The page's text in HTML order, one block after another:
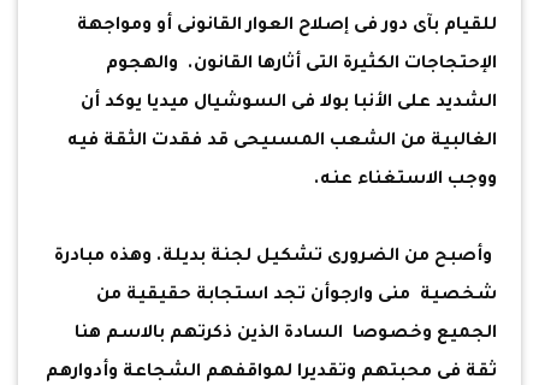
للقيام بآى دور فى إصلاح العوار القانونى أو ومواجهة
الإحتجاجات الكثيرة التى أثارها القانون. والهجوم
الشديد على الأنبا بولا فى السوشيال ميديا يوكد أن
الغالبية من الشعب المسىيحى قد فقدت الثقة فيه
ووجب الاستغناء عنه.
وأصبح من الضرورى تشكيل لجنة بديلة. وهذه مبادرة
شخصية منى وارجوأن تجد استجابة حقيقية من
الجميع وخصوصا السادة الذين ذكرتهم بالاسم هنا
ثقة فى محبتهم وتقديرا لمواقفهم الشجاعة وأدوارهم